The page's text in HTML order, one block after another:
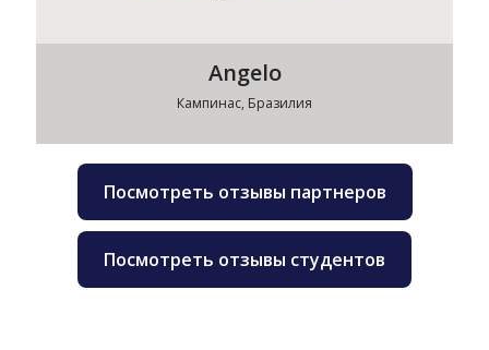
Angelo
Кампинас, Бразилия
Посмотреть отзывы партнеров
Посмотреть отзывы студентов